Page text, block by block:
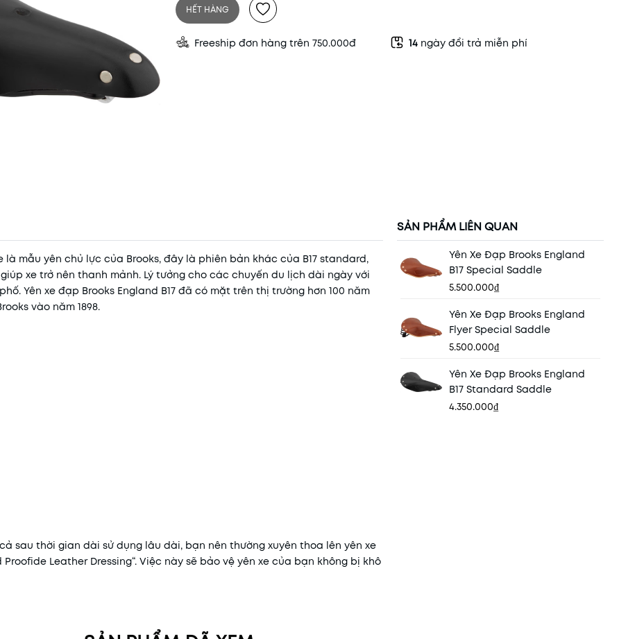
HẾT HÀNG
Freeship đơn hàng trên 750.000đ 14 ngày đổi trả miễn phí
là mẫu yên chủ lực của Brooks, đây là phiên bản khác của B17 standard,
xe trở nên thanh mảnh. Lý tưởng cho các chuyến du lịch dài ngày với
Yên xe đạp Brooks England B17 đã có mặt trên thị trường hơn 100 năm
vào năm 1898.
sau thời gian dài sử dụng lâu dài, bạn nên thường xuyên thoa lên yên xe
Leather Dressing“. Việc này sẽ bảo vệ yên xe của bạn không bị khô
SẢN PHẨM LIÊN QUAN
Yên Xe Đạp Brooks England
B17 Special Saddle
5.500.000₫
Yên Xe Đạp Brooks England
Flyer Special Saddle
5.500.000₫
Yên Xe Đạp Brooks England
B17 Standard Saddle
4.350.000₫